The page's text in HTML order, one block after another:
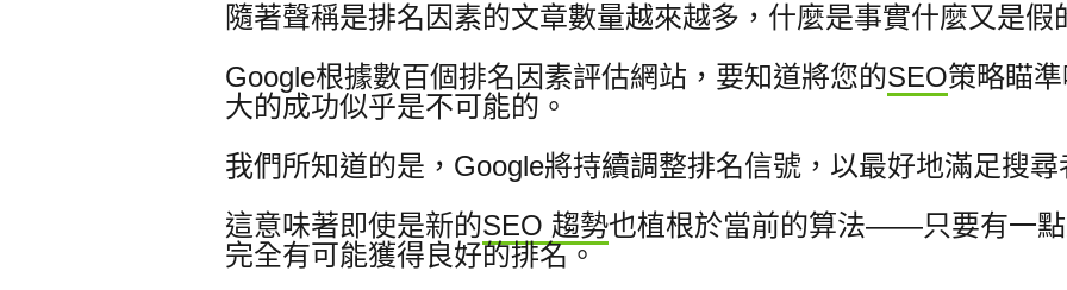
隨著聲稱是排名因素的文章數量越來越多，什麼是事實什麼又是假
Google根據數百個排名因素評估網站，要知道將您的SEO策略瞄
大的成功似乎是不可能的。
我們所知道的是，Google將持續調整排名信號，以最好地滿足搜
這意味著即使是新的SEO 趨勢也植根於當前的算法——只要有一
完全有可能獲得良好的排名。